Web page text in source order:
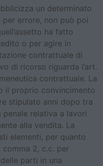
un determinato
errore, non può poi
ha fatto
o per agire in
contrattuale di
di ricorso riguarda l’art.
contrattuale. La
il proprio convincimento
stipulato anni dopo tra
relativa a lavori
alla vendita. La
elementi, per quanto
comma 2, c.c. per
parti in una